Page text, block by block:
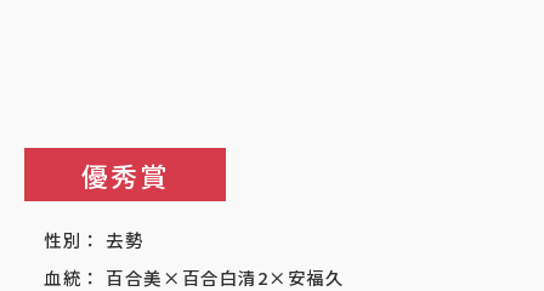
優秀賞
性別： 去勢
血統： 百合美×百合白清2×安福久